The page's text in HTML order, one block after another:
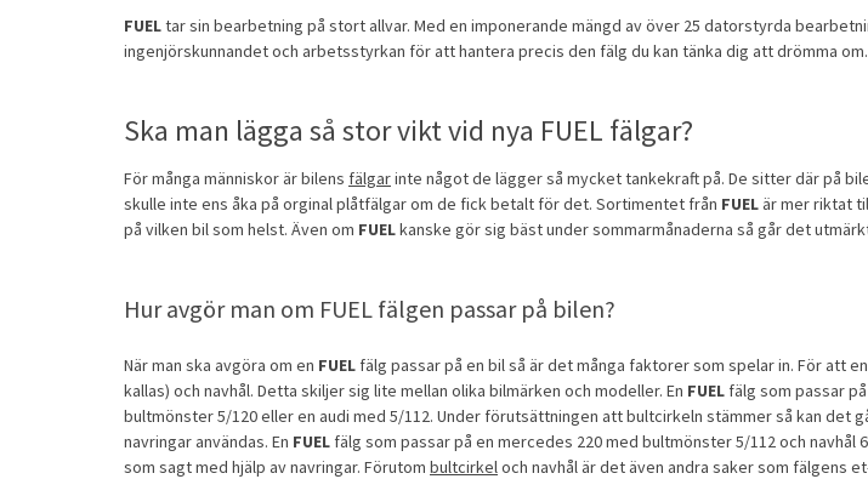
FUELtar sin bearbetning på stort allvar. Med en imponerande mängd av över 25 datorstyrda
ingenjörskunnandet och arbetsstyrkan för att hantera precis den fälg du kan tänka dig att drömma om.
Ska man lägga så stor vikt vid nya FUEL fälgar?
För många människor är bilens fälgarinte något de lägger så mycket tankekraft på. De sitter där på
skulle inte ens åka på orginal plåtfälgar om de fick betalt för det. Sortimentet från FUEL är mer riktat
på vilken bil som helst. Även om FUELkanske gör sig bäst under sommarmånaderna så går det
Hur avgör man om FUEL fälgen passar på bilen?
När man ska avgöra om en FUEL fälg passar på en bil så är det många faktorer som spelar in. För att en
kallas) och navhål. Detta skiljer sig lite mellan olika bilmärken och modeller. En FUEL fälg som passar
bultmönster 5/120 eller en audi med 5/112. Under förutsättningen att bultcirkeln stämmer så kan det
navringar användas. En FUEL fälg som passar på en mercedes 220 med bultmönster 5/112 och navhål
som sagt med hjälp av navringar. Förutom bultcirkeloch navhål är det även andra saker som fälgens